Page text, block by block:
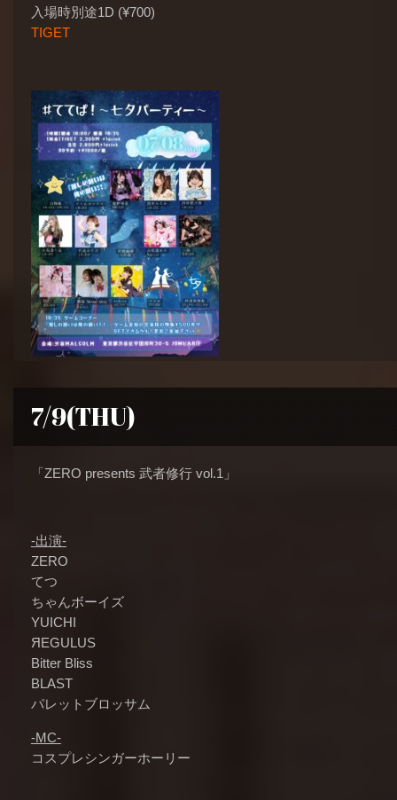
入場時別途1D (¥700)
TIGET
7/9(THU)
「ZERO presents 武者修行 vol.1」
-出演-
ZERO
てつ
ちゃんボーイズ
YUICHI
ЯEGULUS
Bitter Bliss
BLAST
パレットブロッサム
-MC-
コスプレシンガーホーリー